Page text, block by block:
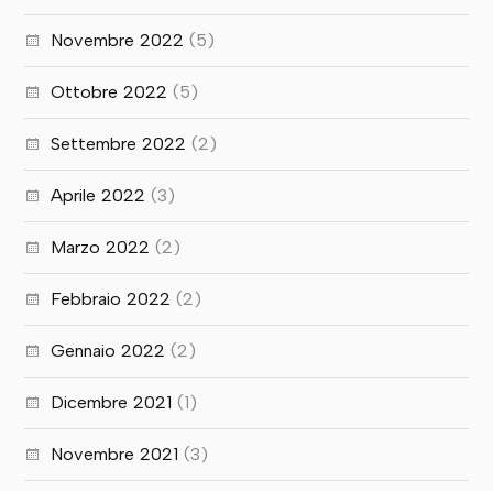
Novembre 2022 (5)
Ottobre 2022 (5)
Settembre 2022 (2)
Aprile 2022 (3)
Marzo 2022 (2)
Febbraio 2022 (2)
Gennaio 2022 (2)
Dicembre 2021 (1)
Novembre 2021 (3)